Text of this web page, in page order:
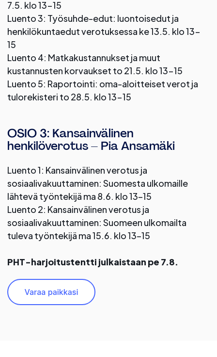
7.5. klo 13-15
Luento 3: Työsuhde-edut: luontoisedut ja
henkilökuntaedut verotuksessa ke 13.5. klo 13-
15
Luento 4: Matkakustannukset ja muut
kustannusten korvaukset to 21.5. klo 13-15
Luento 5: Raportointi: oma-aloitteiset verot ja
tulorekisteri to 28.5. klo 13-15
OSIO 3: Kansainvälinen
henkilöverotus – Pia Ansamäki
Luento 1: Kansainvälinen verotus ja
sosiaalivakuuttaminen: Suomesta ulkomaille
lähtevä työntekijä ma 8.6. klo 13–15
Luento 2: Kansainvälinen verotus ja
sosiaalivakuuttaminen: Suomeen ulkomailta
tuleva työntekijä ma 15.6. klo 13–15
PHT-harjoitustentti julkaistaan pe 7.8.